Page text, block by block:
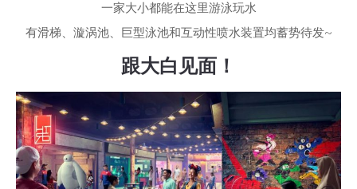
一家大小都能在这里游泳玩水
有滑梯、漩涡池、巨型泳池和互动性喷水装置均蓄势待发~
跟大白见面！